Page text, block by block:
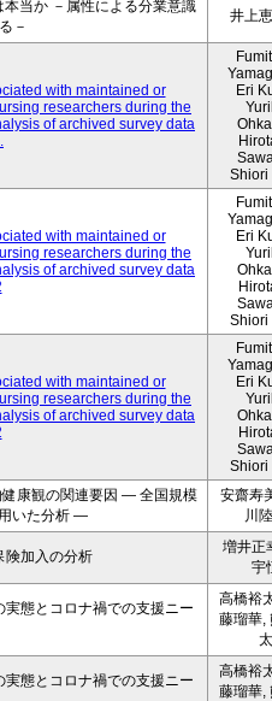
本当か －属性による分業意識
－
井上
with maintained or
researchers during the
of archived survey data
Eri
Shiori
with maintained or
researchers during the
of archived survey data
Eri
Shiori
with maintained or
researchers during the
of archived survey data
Eri
Shiori
康観の関連要因 ― 全国規模
いた分析 ―
安齋寿
川
険加入の分析
増井正
宇
態とコロナ禍での支援ニー
高橋裕
藤瑠華,
太
態とコロナ禍での支援ニー
高橋裕
藤瑠華,